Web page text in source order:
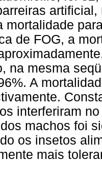
mortalidade
de FOG, a
na mesma
A
interferiram
machos foi
os insetos
mais